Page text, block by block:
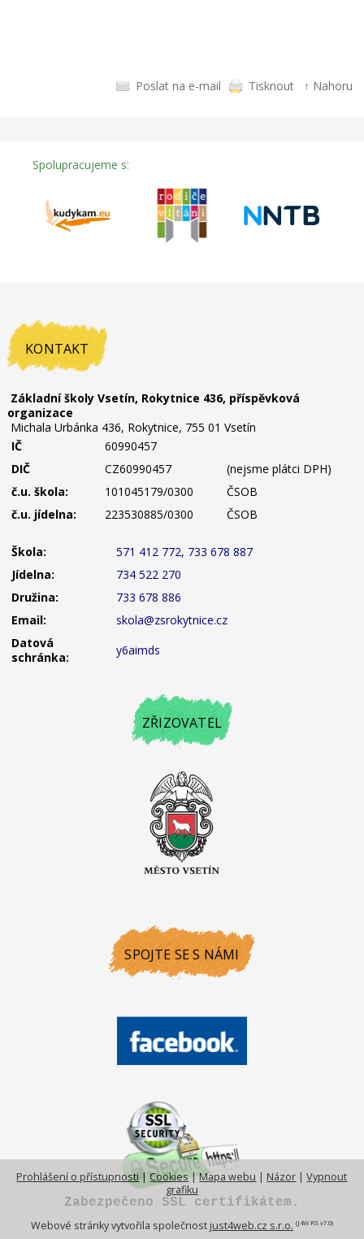
Poslat na e-mail Tisknout ↑ Nahoru
Spolupracujeme s:
KONTAKT
Základní školy Vsetín, Rokytnice 436, příspěvková
organizace
Michala Urbánka 436, Rokytnice, 755 01 Vsetín
IČ
60990457
DIČ
CZ60990457
(nejsme plátci DPH)
č.u. škola:
101045179/0300
ČSOB
č.u. jídelna:
223530885/0300 ČSOB
Škola:
571 412 772, 733 678 887
Jídelna:
734 522 270
Družina:
733 678 886
Email:
skola@zsrokytnice.cz
Datová
schránka:
y6aimds
ZŘIZOVATEL
SPOJTE SE S NÁMI
Zabezpečeno SSL certifikátem.
Prohlášení o přístupnosti |Cookies|Mapa webu | Názor |Vypnout
grafiku
Webové stránky vytvořila společnost just4web.cz s.r.o. (J4W-RS v7.0)